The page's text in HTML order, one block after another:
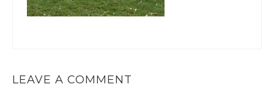
LEAVE A COMMENT